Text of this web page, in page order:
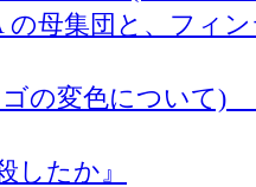
の母集団と、フィ
ゴの変色について)
したか』